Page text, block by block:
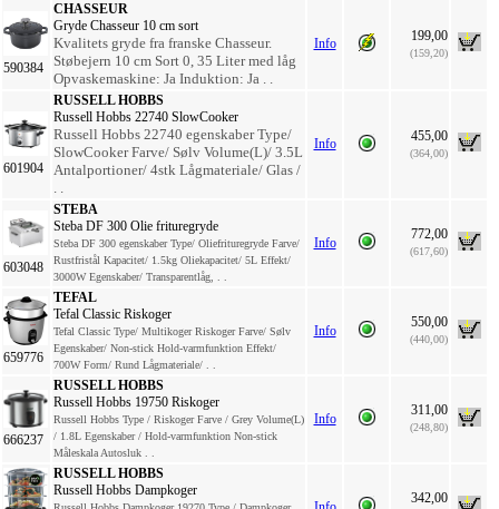
590384
CHASSEUR
Gryde Chasseur 10 cm sort
Kvalitets gryde fra franske Chasseur.
Støbejern 10 cm Sort 0, 35 Liter med låg
Opvaskemaskine: Ja Induktion: Ja . .
Info 199,00
(159,20)
601904
RUSSELL HOBBS
Russell Hobbs 22740 SlowCooker
Russell Hobbs 22740 egenskaber Type/
SlowCooker Farve/ Sølv Volume(L)/ 3.5L
Antalportioner/ 4stk Lågmateriale/ Glas /
. .
Info 455,00
(364,00)
603048
STEBA
Steba DF 300 Olie frituregryde
Steba DF 300 egenskaber Type/ Oliefrituregryde Farve/
Rustfristål Kapacitet/ 1.5kg Oliekapacitet/ 5L Effekt/
3000W Egenskaber/ Transparentlåg, . .
Info
772,00
(617,60)
659776
TEFAL
Tefal Classic Riskoger
Tefal Classic Type/ Multikoger Riskoger Farve/ Sølv
Egenskaber/ Non-stick Hold-varmfunktion Effekt/
700W Form/ Rund Lågmateriale/ . .
Info
550,00
(440,00)
666237
RUSSELL HOBBS
Russell Hobbs 19750 Riskoger
Russell Hobbs Type / Riskoger Farve / Grey Volume(L)
/ 1.8L Egenskaber / Hold-varmfunktion Non-stick
Måleskala Autosluk . .
Info
311,00
(248,80)
RUSSELL HOBBS
Russell Hobbs Dampkoger
342,00